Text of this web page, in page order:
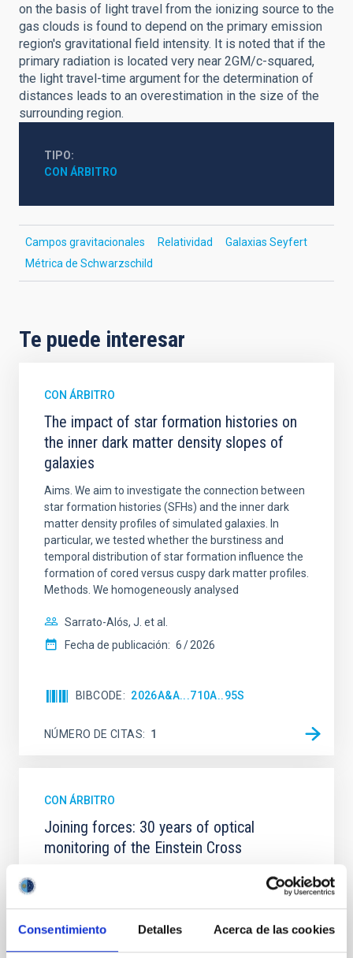
Consentimiento Detalles Acerca de las cookies
on the basis of light travel from the ionizing source to the
gas clouds is found to depend on the primary emission
region's gravitational field intensity. It is noted that if the
primary radiation is located very near 2GM/c-squared,
the light travel-time argument for the determination of
distances leads to an overestimation in the size of the
surrounding region.
TIPO
CON ÁRBITRO
Campos gravitacionales Relatividad
Galaxias Seyfert
Métrica de Schwarzschild
Te puede interesar
CON ÁRBITRO
The impact of star formation histories on
the inner dark matter density slopes of
galaxies
Aims. We aim to investigate the connection between
star formation histories (SFHs) and the inner dark
matter density profiles of simulated galaxies. In
particular, we tested whether the burstiness and
temporal distribution of star formation influence the
formation of cored versus cuspy dark matter profiles.
Methods. We homogeneously analysed
Sarrato-Alós, J. et al.
Fecha de publicación: 6 2026
BIBCODE 2026A&A...710A..95S
NÚMERO DE CITAS 1
CON ÁRBITRO
Joining forces: 30 years of optical
monitoring of the Einstein Cross
We present extended optical monitoring of the
quadruply-imaged gravitationally lensed quasar QSO
2237+0305, the Einstein Cross, including
observations from different observatories in both